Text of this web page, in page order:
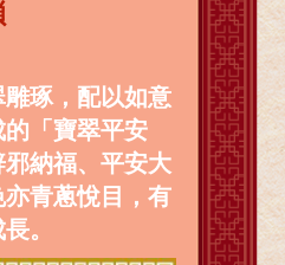
琢，配以如意
「寶翠平安
納福、平安大
青蔥悅目，有
。